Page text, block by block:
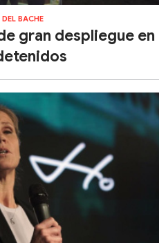
BACHE
gran despliegue en